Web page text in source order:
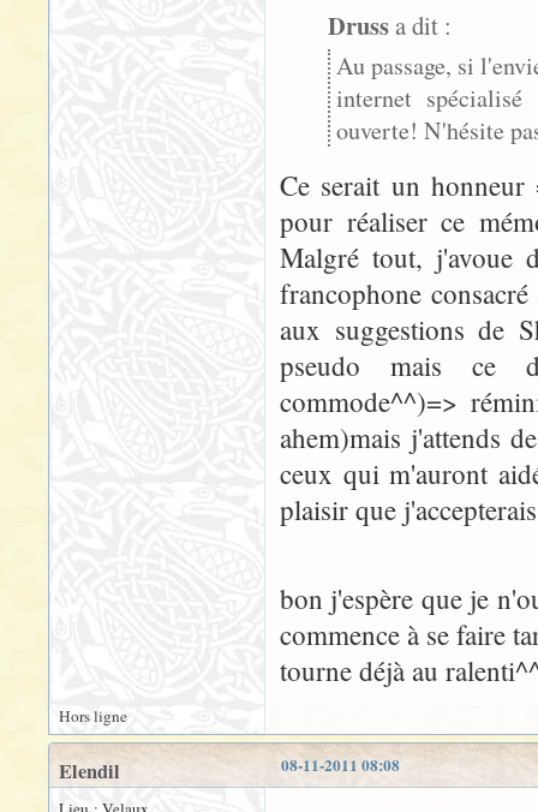
Drussa dit :
Au passage, si
internet
ouverte! N'hésite
Ce serait un
pour réaliser ce
Malgré tout, j'avoue
francophone
aux suggestions de
pseudo mais ce
commode^^)=>
ahem)mais j'attends
ceux qui m'auront
plaisir que
bon j'espère que je
commence à se faire
tourne déjà au
Hors ligne
08-11-2011 08:08
Elendil